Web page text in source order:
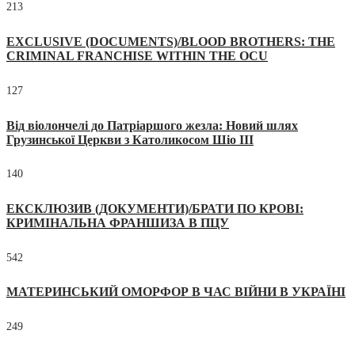
213
EXCLUSIVE (DOCUMENTS)/BLOOD BROTHERS: THE
CRIMINAL FRANCHISE WITHIN THE OCU
127
Від віолончелі до Патріаршого жезла: Новий шлях
Грузинської Церкви з Католикосом Шіо III
140
ЕКСКЛЮЗИВ (ДОКУМЕНТИ)/БРАТИ ПО КРОВІ:
КРИМІНАЛЬНА ФРАНШИЗА В ПЦУ
542
МАТЕРИНСЬКИЙ ОМОРФОР В ЧАС ВІЙНИ В УКРАЇНІ
249